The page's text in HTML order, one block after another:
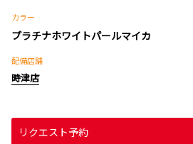
カラー
プラチナホワイトパールマイカ
配備店舗
時津店
リクエスト予約